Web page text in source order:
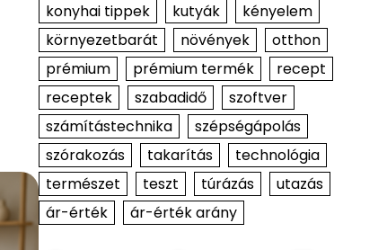
konyhai tippek
kutyák
kényelem
környezetbarát
növények
otthon
prémium
prémium termék
recept
receptek
szabadidő
szoftver
számítástechnika
szépségápolás
szórakozás
takarítás
technológia
természet
teszt túrázás
utazás
ár-érték
ár-érték arány